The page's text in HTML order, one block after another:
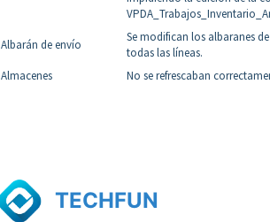
Albarán de envío
Se modifican los albaranes
todas las líneas.
Almacenes No se refrescaban
TECHFUN